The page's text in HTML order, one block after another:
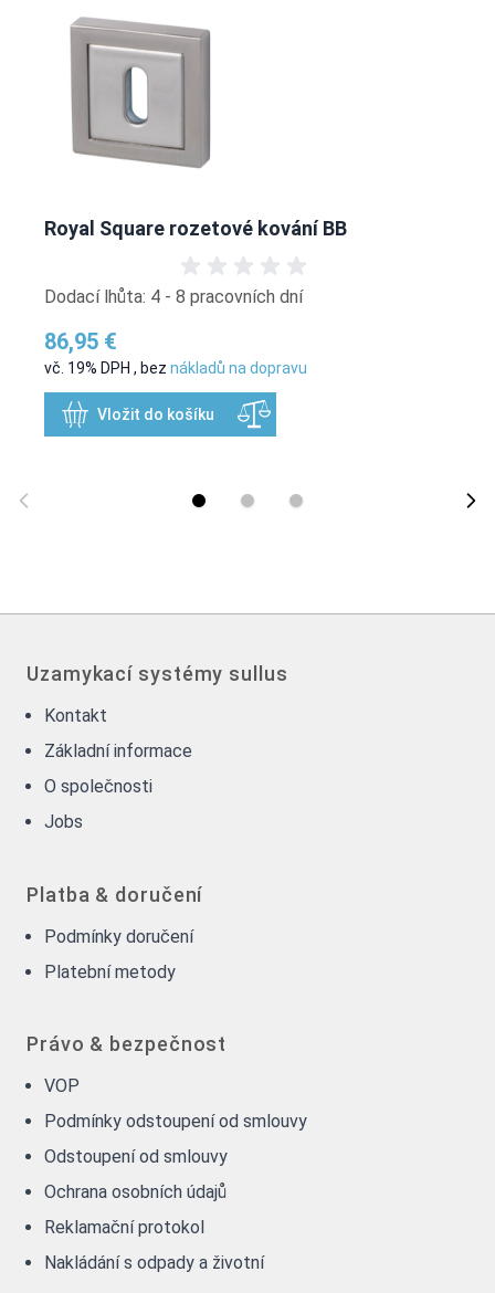
Royal Square rozetové kování BB
Dodací lhůta: 4 - 8 pracovních dní
86,95 €
vč. 19% DPH , bez nákladů na dopravu
Vložit do košíku
Uzamykací systémy sullus
Kontakt
Základní informace
O společnosti
Jobs
Platba & doručení
Podmínky doručení
Platební metody
Právo & bezpečnost
VOP
Podmínky odstoupení od smlouvy
Odstoupení od smlouvy
Ochrana osobních údajů
Reklamační protokol
Nakládání s odpady a životní